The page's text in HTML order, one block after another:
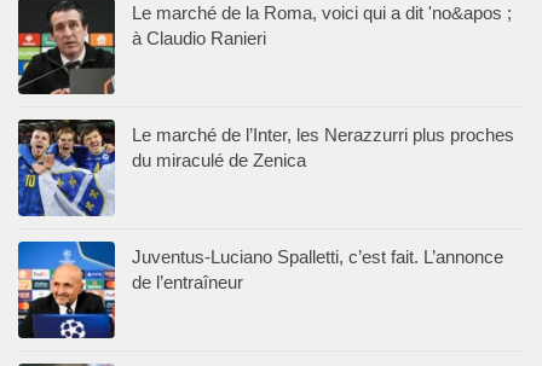
Le marché de la Roma, voici qui a dit 'no&apos ;
à Claudio Ranieri
Le marché de l’Inter, les Nerazzurri plus proches
du miraculé de Zenica
Juventus-Luciano Spalletti, c’est fait. L’annonce
de l’entraîneur